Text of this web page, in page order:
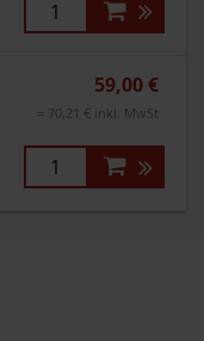
59,00 €
= 70,21 € inkl. MwSt